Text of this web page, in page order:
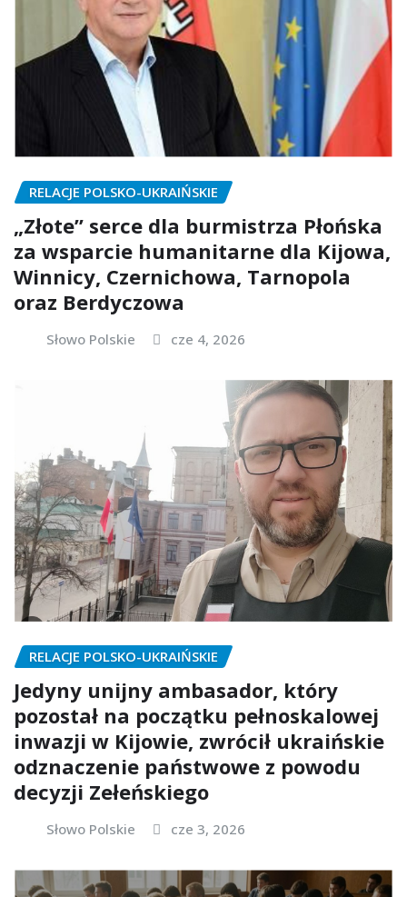
RELACJE POLSKO-UKRAIŃSKIE
„Złote” serce dla burmistrza Płońska
za wsparcie humanitarne dla Kijowa,
Winnicy, Czernichowa, Tarnopola
oraz Berdyczowa
Słowo Polskie cze 4, 2026
RELACJE POLSKO-UKRAIŃSKIE
Jedyny unijny ambasador, który
pozostał na początku pełnoskalowej
inwazji w Kijowie, zwrócił ukraińskie
odznaczenie państwowe z powodu
decyzji Zełeńskiego
Słowo Polskie cze 3, 2026